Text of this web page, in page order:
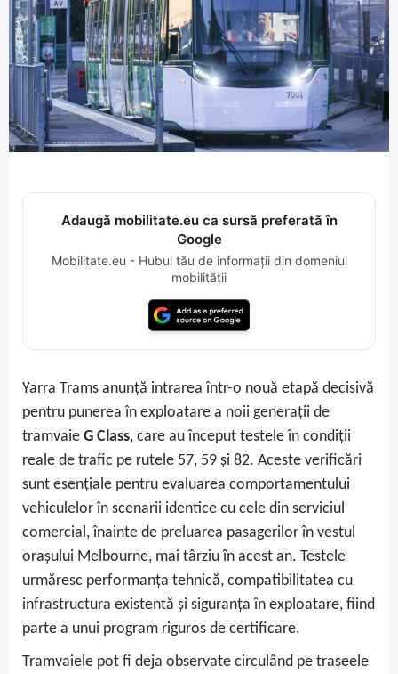
Adaugă mobilitate.eu ca sursă preferată în
Google
Mobilitate.eu - Hubul tău de informații din domeniul
mobilității
Yarra Trams anunță intrarea într-o nouă etapă decisivă
pentru punerea în exploatare a noii generații de
tramvaie G Class, care au început testele în condiții
reale de trafic pe rutele 57, 59 și 82. Aceste verificări
sunt esențiale pentru evaluarea comportamentului
vehiculelor în scenarii identice cu cele din serviciul
comercial, înainte de preluarea pasagerilor în vestul
orașului Melbourne, mai târziu în acest an. Testele
urmăresc performanța tehnică, compatibilitatea cu
infrastructura existentă și siguranța în exploatare, fiind
parte a unui program riguros de certificare.
Tramvaiele pot fi deja observate circulând pe traseele